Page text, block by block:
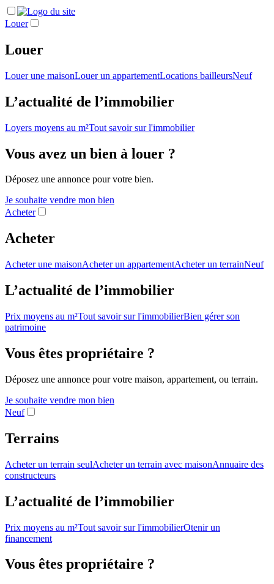
Louer
Louer
Louer une maisonLouer un appartementLocations bailleursNeuf
L’actualité de l’immobilier
Loyers moyens au m²Tout savoir sur l'immobilier
Vous avez un bien à louer ?
Déposez une annonce pour votre bien.
Je souhaite vendre mon bien
Acheter
Acheter
Acheter une maisonAcheter un appartementAcheter un terrainNeuf
L’actualité de l’immobilier
Prix moyens au m²Tout savoir sur l'immobilierBien gérer son
patrimoine
Vous êtes propriétaire ?
Déposez une annonce pour votre maison, appartement, ou terrain.
Je souhaite vendre mon bien
Neuf
Terrains
Acheter un terrain seulAcheter un terrain avec maisonAnnuaire des
constructeurs
L’actualité de l’immobilier
Prix moyens au m²Tout savoir sur l'immobilierOtenir un
financement
Vous êtes propriétaire ?